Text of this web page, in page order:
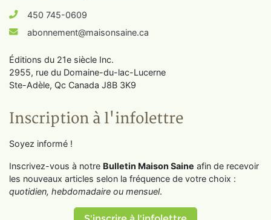
450 745-0609
abonnement@maisonsaine.ca
Éditions du 21e siècle Inc.
2955, rue du Domaine-du-lac-Lucerne
Ste-Adèle, Qc Canada J8B 3K9
Inscription à l'infolettre
Soyez informé !
Inscrivez-vous à notre Bulletin Maison Saine afin de recevoir
les nouveaux articles selon la fréquence de votre choix :
quotidien, hebdomadaire ou mensuel.